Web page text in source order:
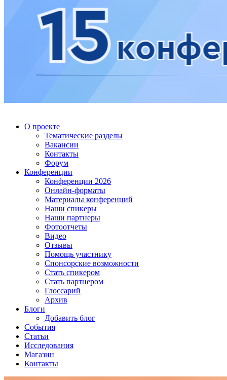
О проекте
Тематические разделы
Вакансии
Контакты
Форум
Конференции
Конференции 2026
Онлайн-форматы
Материалы конференций
Наши спикеры
Наши партнеры
Фотоотчеты
Видео
Отзывы
Помощь участнику
Спонсорские возможности
Стать спикером
Стать партнером
Глоссарий
Архив
Блоги
Добавить блог
События
Статьи
Исследования
Магазин
Контакты